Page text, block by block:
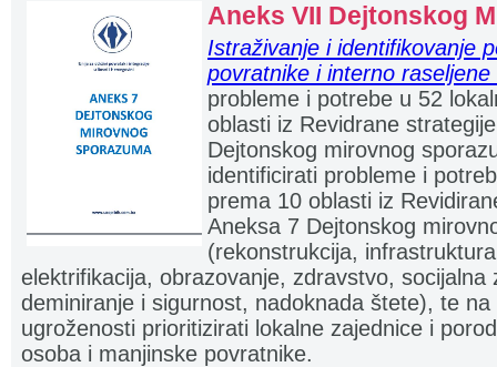
Aneks VII Dejtonskog
Istraživanje i identifikovanje
povratnike i interno raseljene
probleme i potrebe u 52
oblasti iz Revidrane
Dejtonskog mirovnog
identificirati probleme i
prema 10 oblasti iz
Aneksa 7 Dejtonskog
(rekonstrukcija,
elektrifikacija, obrazovanje, zdravstvo, socijalna
deminiranje i sigurnost, nadoknada štete), te
ugroženosti prioritizirati lokalne zajednice i
osoba i manjinske povratnike.